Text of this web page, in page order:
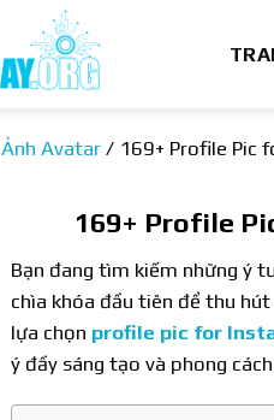
Ảnh Avatar / 169+ Profile Pic
169+ Profile
Bạn đang tìm kiếm những ý
chìa khóa đầu tiên để thu
lựa chọn profile pic for
ý đầy sáng tạo và phong